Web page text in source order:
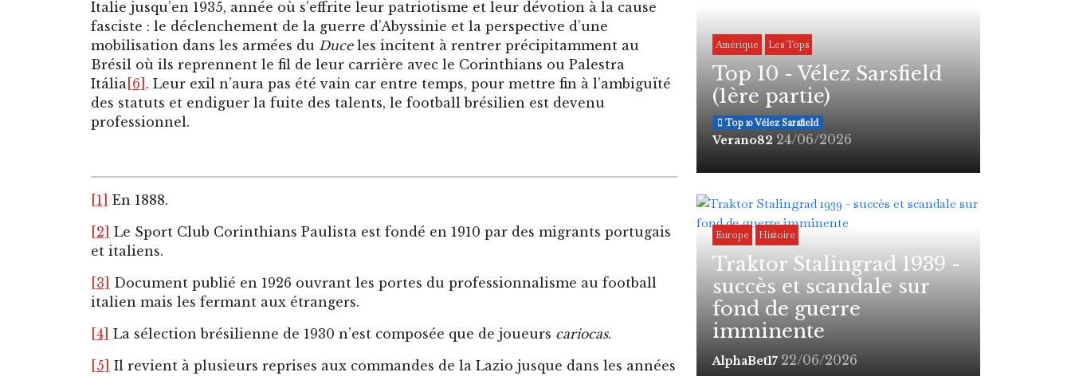
Italie jusqu’en 1935, année où s’effrite leur patriotisme et leur dévotion à la cause
fasciste : le déclenchement de la guerre d’Abyssinie et la perspective d’une
mobilisation dans les armées du Duceles incitent à rentrer précipitamment au
Brésil où ils reprennent le fil de leur carrière avec le Corinthians ou Palestra
Itália [6] . Leur exil n’aura pas été vain car entre temps, pour mettre fin à l’ambiguïté
des statuts et endiguer la fuite des talents, le football brésilien est devenu
professionnel.
[1]
En 1888.
[2]
Le Sport Club Corinthians Paulista est fondé en 1910 par des migrants portugais
et italiens.
[3]
Document publié en 1926 ouvrant les portes du professionnalisme au football
italien mais les fermant aux étrangers.
[4] La sélection brésilienne de 1930 n’est composée que de joueurs cariocas.
[5]
Il revient à plusieurs reprises aux commandes de la Lazio jusque dans les années
Amérique Les Tops
Top 10 - Vélez Sarsfield
(1ère partie)
Top 10 Vélez Sarsfield
Verano82 24/06/2026
Europe Histoire
Traktor Stalingrad 1939 -
succès et scandale sur
fond de guerre
imminente
AlphaBet17 22/06/2026